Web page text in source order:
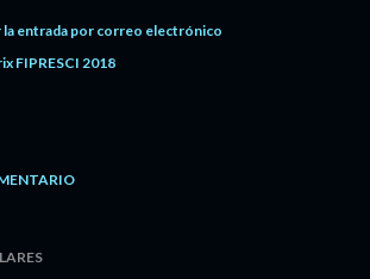
la entrada por correo electrónico
FIPRESCI 2018